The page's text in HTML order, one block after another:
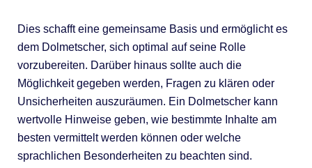
Dies schafft eine gemeinsame Basis und ermöglicht es
dem Dolmetscher, sich optimal auf seine Rolle
vorzubereiten. Darüber hinaus sollte auch die
Möglichkeit gegeben werden, Fragen zu klären oder
Unsicherheiten auszuräumen. Ein Dolmetscher kann
wertvolle Hinweise geben, wie bestimmte Inhalte am
besten vermittelt werden können oder welche
sprachlichen Besonderheiten zu beachten sind.